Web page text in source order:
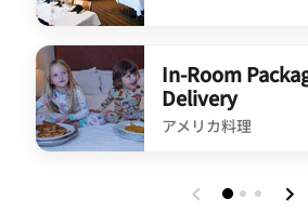
undefined Fogo de Chão
In-Room
Delivery
アメリカ料理
undefined In-Room Packaged